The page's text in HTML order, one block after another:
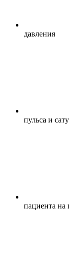
давления
пульса и
пациента на